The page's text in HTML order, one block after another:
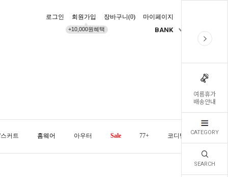
여름휴가
배송안내
CATEGORY
SEARCH
로그인 회원가입
+10,000원혜택
장바구니(0) 마이페이지
BANK
커트 홈웨어 아우터 Sale 77+ 코디템 오늘발송